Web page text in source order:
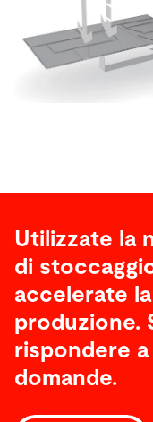
Utilizzate la
di
accelerate
produzione.
rispondere
domande.